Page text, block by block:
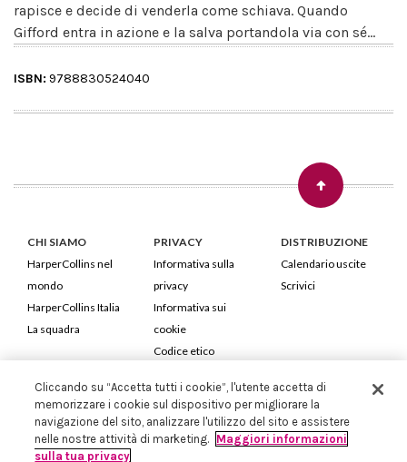
rapisce e decide di venderla come schiava. Quando
Gifford entra in azione e la salva portandola via con sé...
ISBN: 9788830524040
CHI SIAMO
HarperCollins nel
mondo
HarperCollins Italia
La squadra
PRIVACY
Informativa sulla
privacy
Informativa sui
cookie
Codice etico
DISTRIBUZIONE
Calendario uscite
Scrivici
HarperCollins Italia S.p.A. Viale Monte Nero, 84 - 20135 Milano
Cod. Fiscale e P.IVA 05946780151 - Capitale Sociale 258.250 €
Iscritta in Milano al Registro delle imprese nr.198004 e REA nr.1051898
Cliccando su “Accetta tutti i cookie”, l'utente accetta di
memorizzare i cookie sul dispositivo per migliorare la
navigazione del sito, analizzare l'utilizzo del sito e assistere
nelle nostre attività di marketing. Maggiori informazioni
sulla tua privacy